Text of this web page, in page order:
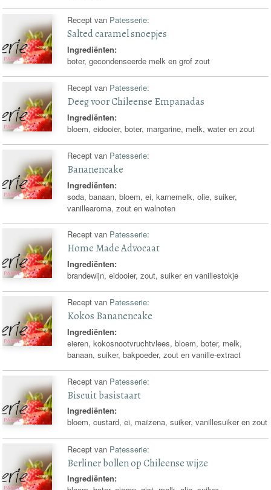
Recept van Patesserie:
Salted caramel snoepjes
Ingrediënten:
boter, gecondenseerde melk en grof zout
Recept van Patesserie:
Deeg voor Chileense Empanadas
Ingrediënten:
bloem, eidooier, boter, margarine, melk, water en zout
Recept van Patesserie:
Bananencake
Ingrediënten:
soda, banaan, bloem, ei, karnemelk, olie, suiker,
vanillearoma, zout en walnoten
Recept van Patesserie:
Home Made Advocaat
Ingrediënten:
brandewijn, eidooier, zout, suiker en vanillestokje
Recept van Patesserie:
Kokos Bananencake
Ingrediënten:
eieren, kokosnootvruchtvlees, bloem, boter, melk,
banaan, suiker, bakpoeder, zout en vanille-extract
Recept van Patesserie:
Biscuit basistaart
Ingrediënten:
bloem, custard, ei, maïzena, suiker, vanillesuiker en zout
Recept van Patesserie:
Berliner bollen op Chileense wijze
Ingrediënten: